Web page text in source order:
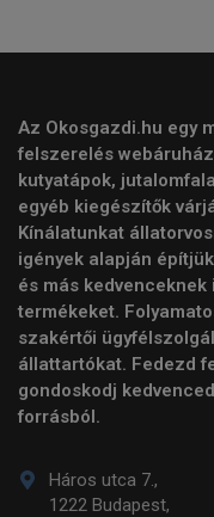
Az Okosgazdi.hu egy
felszerelés
kutyatápok,
egyéb kiegészítők
Kínálatunkat
igények alapján
és más
termékeket.
szakértői
állattartókat. Fedezd
gondoskodj
forrásból.
Háros utca 7.,
1222 Budapest,